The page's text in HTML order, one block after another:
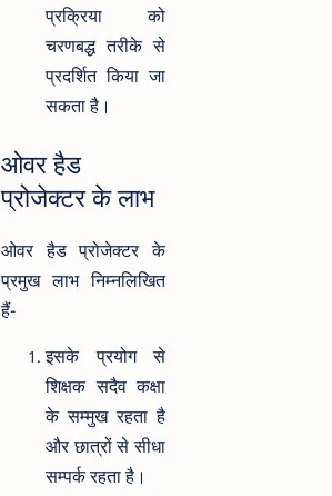
प्रक्रिया को
चरणबद्ध तरीके से
प्रदर्शित किया जा
सकता है।
ओवर हैड
प्रोजेक्टर के लाभ
ओवर हैड प्रोजेक्टर के
प्रमुख लाभ निम्नलिखित
हैं-
इसके प्रयोग से
शिक्षक सदैव कक्षा
के सम्मुख रहता है
और छात्रों से सीधा
सम्पर्क रहता है।